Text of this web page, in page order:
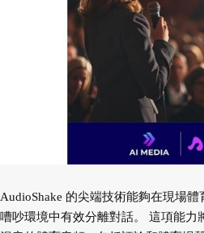
AudioShake 的尖端技術能夠在現場
嘈吵環境中有效分離對話。 這項能力